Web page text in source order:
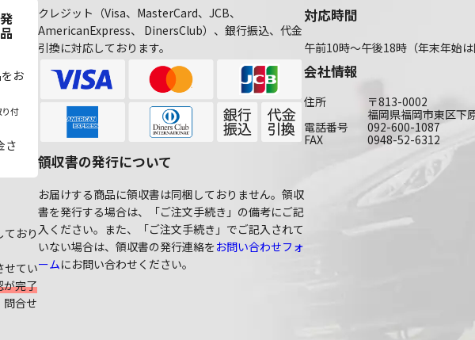
お
り付
さ
おり
せてい
が完了
問合せ
クレジット（Visa、MasterCard、JCB、
AmericanExpress、 DinersClub）、銀行振込、代金
引換に対応しております。
領収書の発行について
お届けする商品に領収書は同梱しておりません。領収
書を発行する場合は、「ご注文手続き」の備考にご記
入ください。また、「ご注文手続き」でご記入されて
いない場合は、領収書の発行連絡をお問い合わせフォ
ームにお問い合わせください。
対応時間
午前10時～午後18時（年末年始は
会社情報
住所
〒813-0002
福岡県福岡市東区下
電話番号
092-600-1087
FAX
0948-52-6312